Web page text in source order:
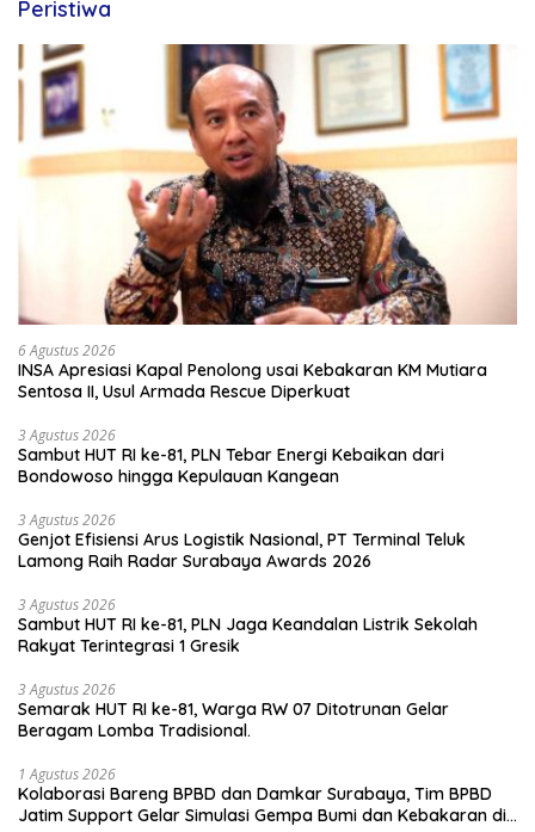
Peristiwa
6 Agustus 2026
INSA Apresiasi Kapal Penolong usai Kebakaran KM Mutiara
Sentosa II, Usul Armada Rescue Diperkuat
3 Agustus 2026
Sambut HUT RI ke-81, PLN Tebar Energi Kebaikan dari
Bondowoso hingga Kepulauan Kangean
3 Agustus 2026
Genjot Efisiensi Arus Logistik Nasional, PT Terminal Teluk
Lamong Raih Radar Surabaya Awards 2026
3 Agustus 2026
Sambut HUT RI ke-81, PLN Jaga Keandalan Listrik Sekolah
Rakyat Terintegrasi 1 Gresik
3 Agustus 2026
Semarak HUT RI ke-81, Warga RW 07 Ditotrunan Gelar
Beragam Lomba Tradisional.
1 Agustus 2026
Kolaborasi Bareng BPBD dan Damkar Surabaya, Tim BPBD
Jatim Support Gelar Simulasi Gempa Bumi dan Kebakaran di